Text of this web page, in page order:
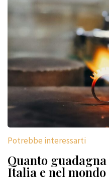
Potrebbe interessarti
Quanto
Italia e nel mondo